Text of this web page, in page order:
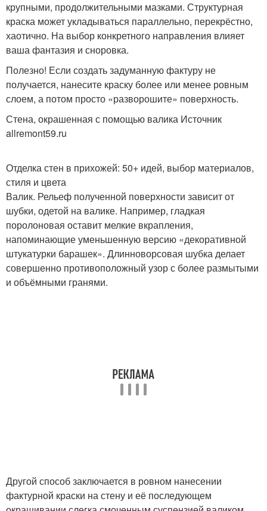
крупными, продолжительными мазками. Структурная
краска может укладываться параллельно, перекрёстно,
хаотично. На выбор конкретного направления влияет
ваша фантазия и сноровка.
Полезно! Если создать задуманную фактуру не
получается, нанесите краску более или менее ровным
слоем, а потом просто «разворошите» поверхность.
Стена, окрашенная с помощью валика Источник
allremont59.ru
Отделка стен в прихожей: 50+ идей, выбор материалов,
стиля и цвета
Валик. Рельеф полученной поверхности зависит от
шубки, одетой на валике. Например, гладкая
поролоновая оставит мелкие вкрапления,
напоминающие уменьшенную версию «декоративной
штукатурки барашек». Длинноворсовая шубка делает
совершенно противоположный узор с более размытыми
и объёмными гранями.
Другой способ заключается в ровном нанесении
фактурной краски на стену и её последующем